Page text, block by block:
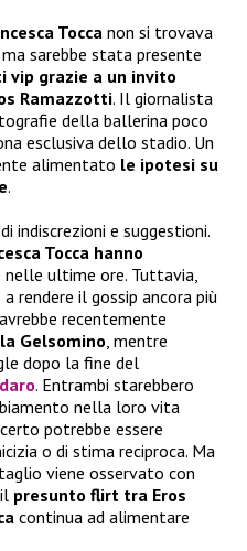
Tocca non si trovava
sarebbe stata presente
vip grazie a un invito
Ramazzotti. Il giornalista
della ballerina poco
esclusiva dello stadio. Un
alimentato le ipotesi su
.
indiscrezioni e suggestioni.
Tocca hanno
ultime ore. Tuttavia,
rendere il gossip ancora più
recentemente
Gelsomino , mentre
dopo la fine del
. Entrambi starebbero
nella loro vita
potrebbe essere
o di stima reciproca. Ma
viene osservato con
presunto flirt tra Eros
continua ad alimentare